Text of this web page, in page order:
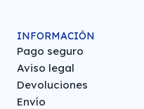
INFORMACIÓN
Pago seguro
Aviso legal
Devoluciones
Envío